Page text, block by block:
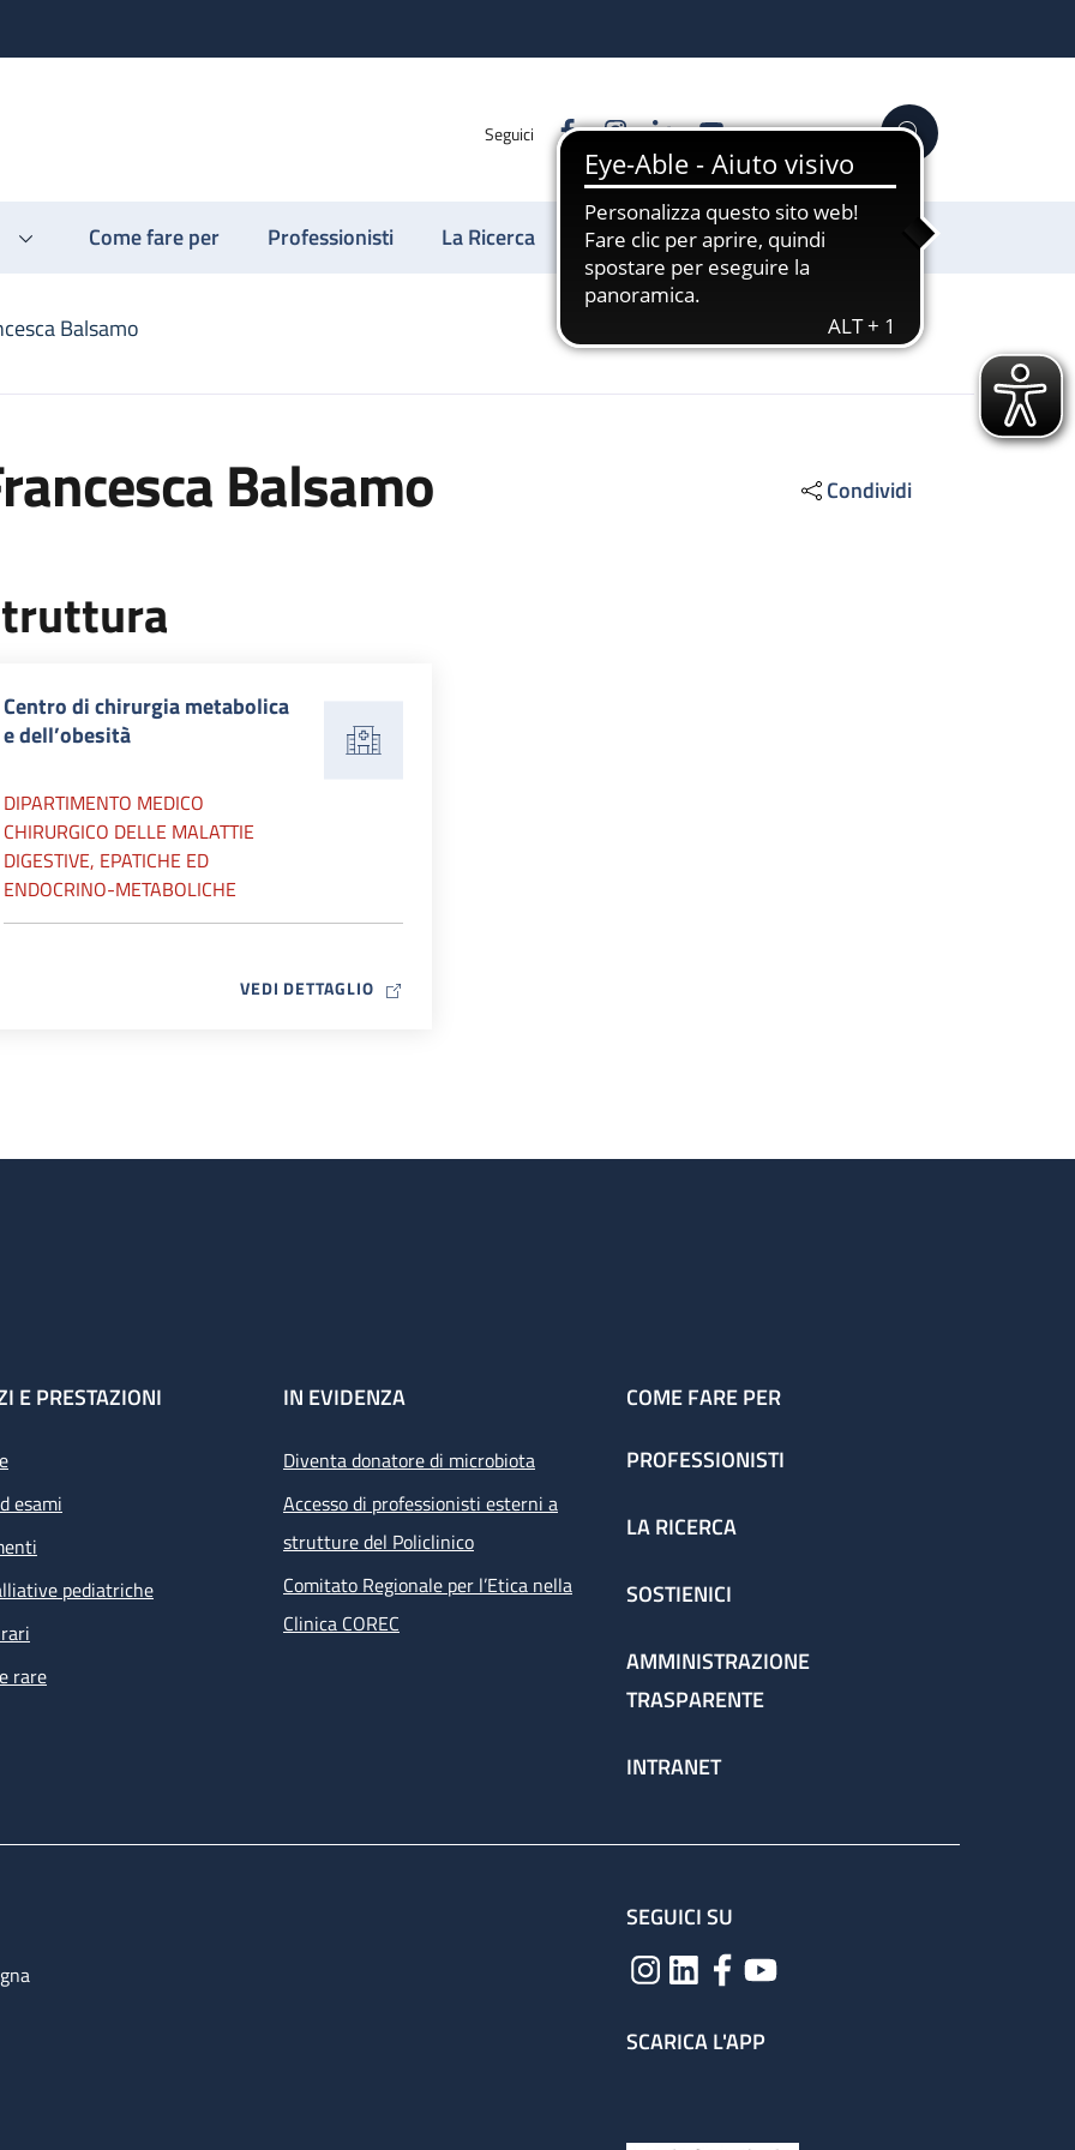
Seguici FacebookInstagram
LinkedinYouTube Cerca
Come fare per Professionisti La Ricerca Sostienici
Balsamo
Balsamo Condividi
Centro di chirurgia metabolica
e dell’obesità
DIPARTIMENTO MEDICO
CHIRURGICO DELLE MALATTIE
DIGESTIVE, EPATICHE ED
ENDOCRINO-METABOLICHE
VEDI DETTAGLIOMAP ICON
E PRESTAZIONI
esami
pediatriche
rare
IN EVIDENZA
Diventa donatore di microbiota
Accesso di professionisti esterni a
strutture del Policlinico
Comitato Regionale per l’Etica nella
Clinica COREC
COME FARE PER
PROFESSIONISTI
LA RICERCA
SOSTIENICI
AMMINISTRAZIONE
TRASPARENTE
INTRANET
SEGUICI SU
SCARICA L'APP